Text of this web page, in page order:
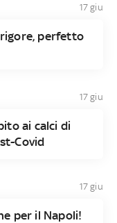
17 giu
rigore, perfetto
17 giu
ai calci di
Covid
17 giu
per il Napoli!